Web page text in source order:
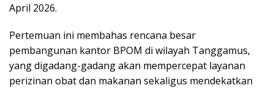
April 2026.
Pertemuan ini membahas rencana besar
pembangunan kantor BPOM di wilayah Tanggamus,
yang digadang-gadang akan mempercepat layanan
perizinan obat dan makanan sekaligus mendekatkan